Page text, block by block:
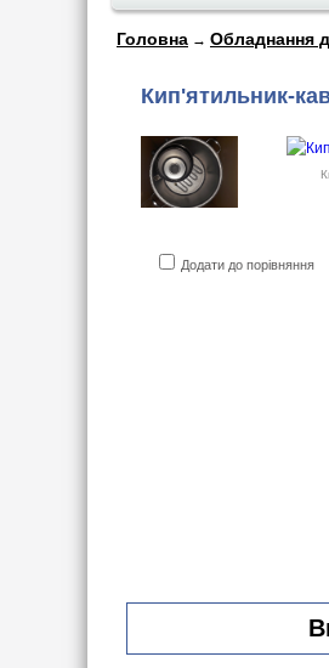
Головна → Обладнання
Кип'ятильник-
Додати до порівняння